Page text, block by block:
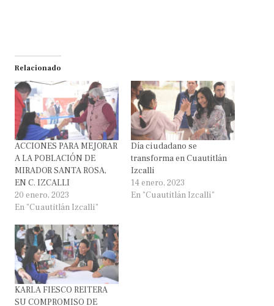
Relacionado
ACCIONES PARA MEJORAR
A LA POBLACIÓN DE
MIRADOR SANTA ROSA,
EN C. IZCALLI
20 enero, 2023
En "Cuautitlán Izcalli"
Día ciudadano se
transforma en Cuautitlán
Izcalli
14 enero, 2023
En "Cuautitlán Izcalli"
KARLA FIESCO REITERA
SU COMPROMISO DE